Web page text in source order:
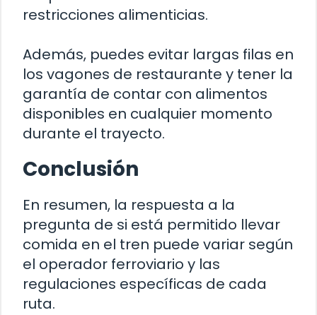
restricciones alimenticias.
Además, puedes evitar largas filas en
los vagones de restaurante y tener la
garantía de contar con alimentos
disponibles en cualquier momento
durante el trayecto.
Conclusión
En resumen, la respuesta a la
pregunta de si está permitido llevar
comida en el tren puede variar según
el operador ferroviario y las
regulaciones específicas de cada
ruta.